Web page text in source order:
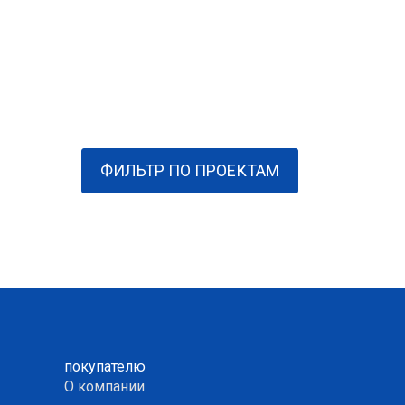
ФИЛЬТР ПО ПРОЕКТАМ
покупателю
О компании